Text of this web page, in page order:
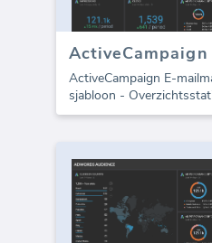
ActiveCampaign E-
sjabloon -